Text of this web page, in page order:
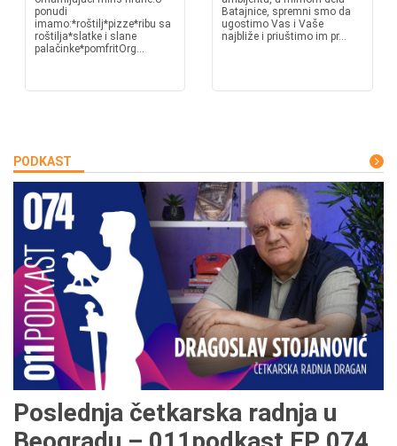
ponudi
imamo:*roštilj*pizze*ribu sa
roštilja*slatke i slane
palačinke*pomfritOrg...
Batajnice, spremni smo da
ugostimo Vas i Vaše
najbliže i priuštimo im pr...
PODKAST
Poslednja četkarska radnja u